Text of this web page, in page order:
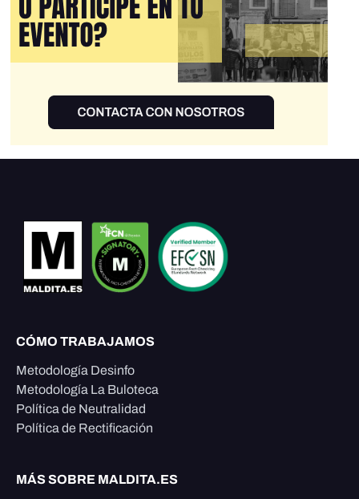
CÓMO TRABAJAMOS
Metodología Desinfo
Metodología La Buloteca
Política de Neutralidad
Política de Rectificación
MÁS SOBRE MALDITA.ES